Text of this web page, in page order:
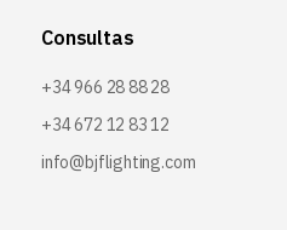
Consultas
+34 966 28 88 28
+34 672 12 83 12
info@bjflighting.com